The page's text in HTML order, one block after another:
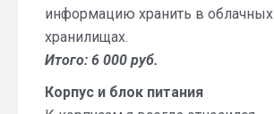
информацию хранить в облачных
хранилищах.
Итого: 6 000 руб.
Корпус и блок питания